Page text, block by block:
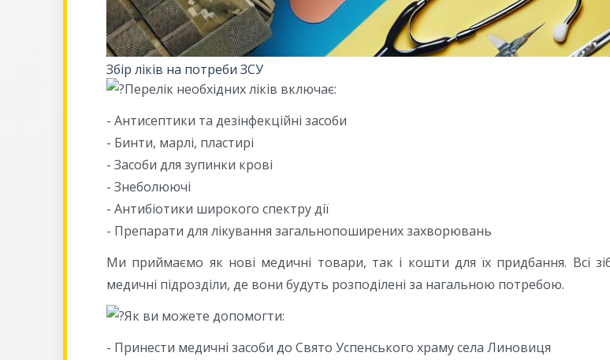
Збір ліків на потреби ЗСУ
Перелік необхідних ліків включає:
- Антисептики та дезінфекційні засоби
- Бинти, марлі, пластирі
- Засоби для зупинки крові
- Знеболюючі
- Антибіотики широкого спектру дії
- Препарати для лікування загальнопоширених захворювань
Ми приймаємо як нові медичні товари, так і кошти для їх придбання. Всі
медичні підрозділи, де вони будуть розподілені за нагальною потребою.
Як ви можете допомогти:
- Принести медичні засоби до Свято Успенського храму села Линовиця